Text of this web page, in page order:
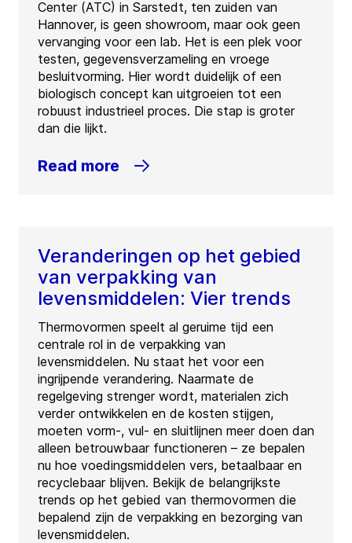
Center (ATC) in Sarstedt, ten zuiden van
Hannover, is geen showroom, maar ook geen
vervanging voor een lab. Het is een plek voor
testen, gegevensverzameling en vroege
besluitvorming. Hier wordt duidelijk of een
biologisch concept kan uitgroeien tot een
robuust industrieel proces. Die stap is groter
dan die lijkt.
Read more
Veranderingen op het gebied
van verpakking van
levensmiddelen: Vier trends
Thermovormen speelt al geruime tijd een
centrale rol in de verpakking van
levensmiddelen. Nu staat het voor een
ingrijpende verandering. Naarmate de
regelgeving strenger wordt, materialen zich
verder ontwikkelen en de kosten stijgen,
moeten vorm-, vul- en sluitlijnen meer doen dan
alleen betrouwbaar functioneren – ze bepalen
nu hoe voedingsmiddelen vers, betaalbaar en
recyclebaar blijven. Bekijk de belangrijkste
trends op het gebied van thermovormen die
bepalend zijn de verpakking en bezorging van
levensmiddelen.